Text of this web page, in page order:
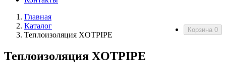
Корзина 0
Главная
Каталог
Теплоизоляция XOTPIPE
Теплоизоляция XOTPIPE